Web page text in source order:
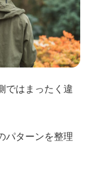
ではまったく違
パターンを整理